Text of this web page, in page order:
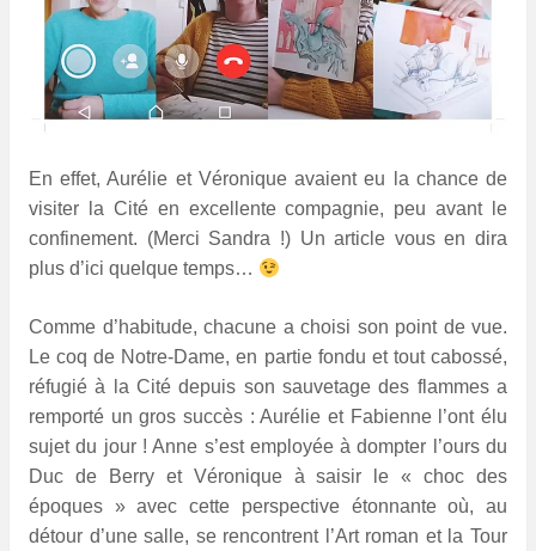
En effet, Aurélie et Véronique avaient eu la chance de
visiter la Cité en excellente compagnie, peu avant le
confinement. (Merci Sandra !) Un article vous en dira
plus d’ici quelque temps…
Comme d’habitude, chacune a choisi son point de vue.
Le coq de Notre-Dame, en partie fondu et tout cabossé,
réfugié à la Cité depuis son sauvetage des flammes a
remporté un gros succès : Aurélie et Fabienne l’ont élu
sujet du jour ! Anne s’est employée à dompter l’ours du
Duc de Berry et Véronique à saisir le « choc des
époques » avec cette perspective étonnante où, au
détour d’une salle, se rencontrent l’Art roman et la Tour